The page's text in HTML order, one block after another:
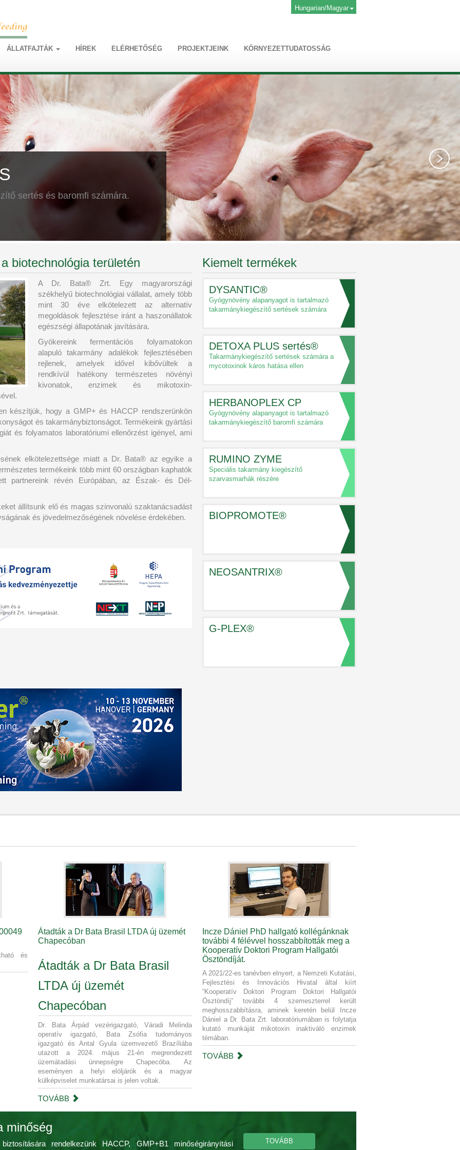
Hungarian/Magyar
ÁLLATFAJTÁK HÍREK ELÉRHETŐSÉG PROJEKTJEINK KÖRNYEZETTUDATOSSÁG
sertés és baromfi számára.
biotechnológia területén
A Dr. Bata® Zrt. Egy magyarországi
székhelyű biotechnológiai vállalat, amely több
mint 30 éve elkötelezett az alternatív
megoldások fejlesztése iránt a haszonállatok
egészségi állapotának javítására.
Gyökereink fermentációs folyamatokon
alapuló takarmány adalékok fejlesztésében
rejlenek, amelyek idővel kibővültek a
rendkívül hatékony természetes növényi
kivonatok, enzimek és mikotoxin-
készítjük, hogy a GMP+ és HACCP rendszerünkön
és takarmánybiztonságot. Termékeink gyártási
és folyamatos laboratóriumi ellenőrzést igényel, ami
elkötelezettsége miatt a Dr. Bata® az egyike a
termékeink több mint 60 országban kaphatók
partnereink révén Európában, az Észak- és Dél-
állítsunk elő és magas szinvonalú szaktanácsadást
és jövedelmezőségének növelése érdekében.
Kiemelt termékek
DYSANTIC®
Gyógynövény alapanyagot is tartalmazó
takarmánykiegészítő sertések számára
DETOXA PLUS sertés®
Takarmánykiegészítő sertések számára a
mycotoxinok káros hatása ellen
HERBANOPLEX CP
Gyógynövény alapanyagot is tartalmazó
takarmánykiegészítő baromfi számára
RUMINO ZYME
Speciális takarmány kiegészítő
szarvasmarhák részére
BIOPROMOTE®
NEOSANTRIX®
G-PLEX®
és
Átadták a Dr Bata Brasil LTDA új üzemét
Chapecóban
Átadták a Dr Bata Brasil
LTDA új üzemét
Chapecóban
Dr. Bata Árpád vezérigazgató, Váradi Melinda
operatív igazgató, Bata Zsófia tudományos
igazgató és Antal Gyula üzemvezető Brazíliába
utazott a 2024. május 21-én megrendezett
üzemátadási ünnepségre Chapecóba. Az
eseményen a helyi elöljárók és a magyar
külképviselet munkatársai is jelen voltak.
TOVÁBB
Incze Dániel PhD hallgató kollégánknak
további 4 félévvel hosszabbították meg a
Kooperatív Doktori Program Hallgatói
Ösztöndíját.
A 2021/22-es tanévben elnyert, a Nemzeti Kutatási,
Fejlesztési és Innovációs Hivatal által kiírt
“Kooperatív Doktori Program Doktori Hallgatói
Ösztöndíj” további 4 szemeszterrel került
meghosszabbításra, aminek keretén belül Incze
Dániel a Dr. Bata Zrt. laboratóriumában is folytatja
kutató munkáját mikotoxin inaktiváló enzimek
témában.
TOVÁBB
minőség
rendelkezünk HACCP, GMP+B1 minőségirányítási TOVÁBB